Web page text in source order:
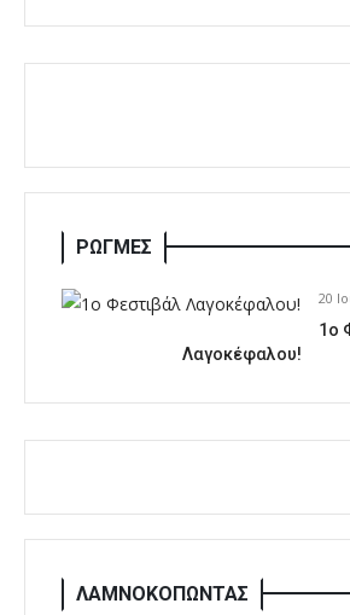
ΡΩΓΜΕΣ
20
1o
Λαγοκέφαλου!
ΛΑΜΝΟΚΟΠΩΝΤΑΣ